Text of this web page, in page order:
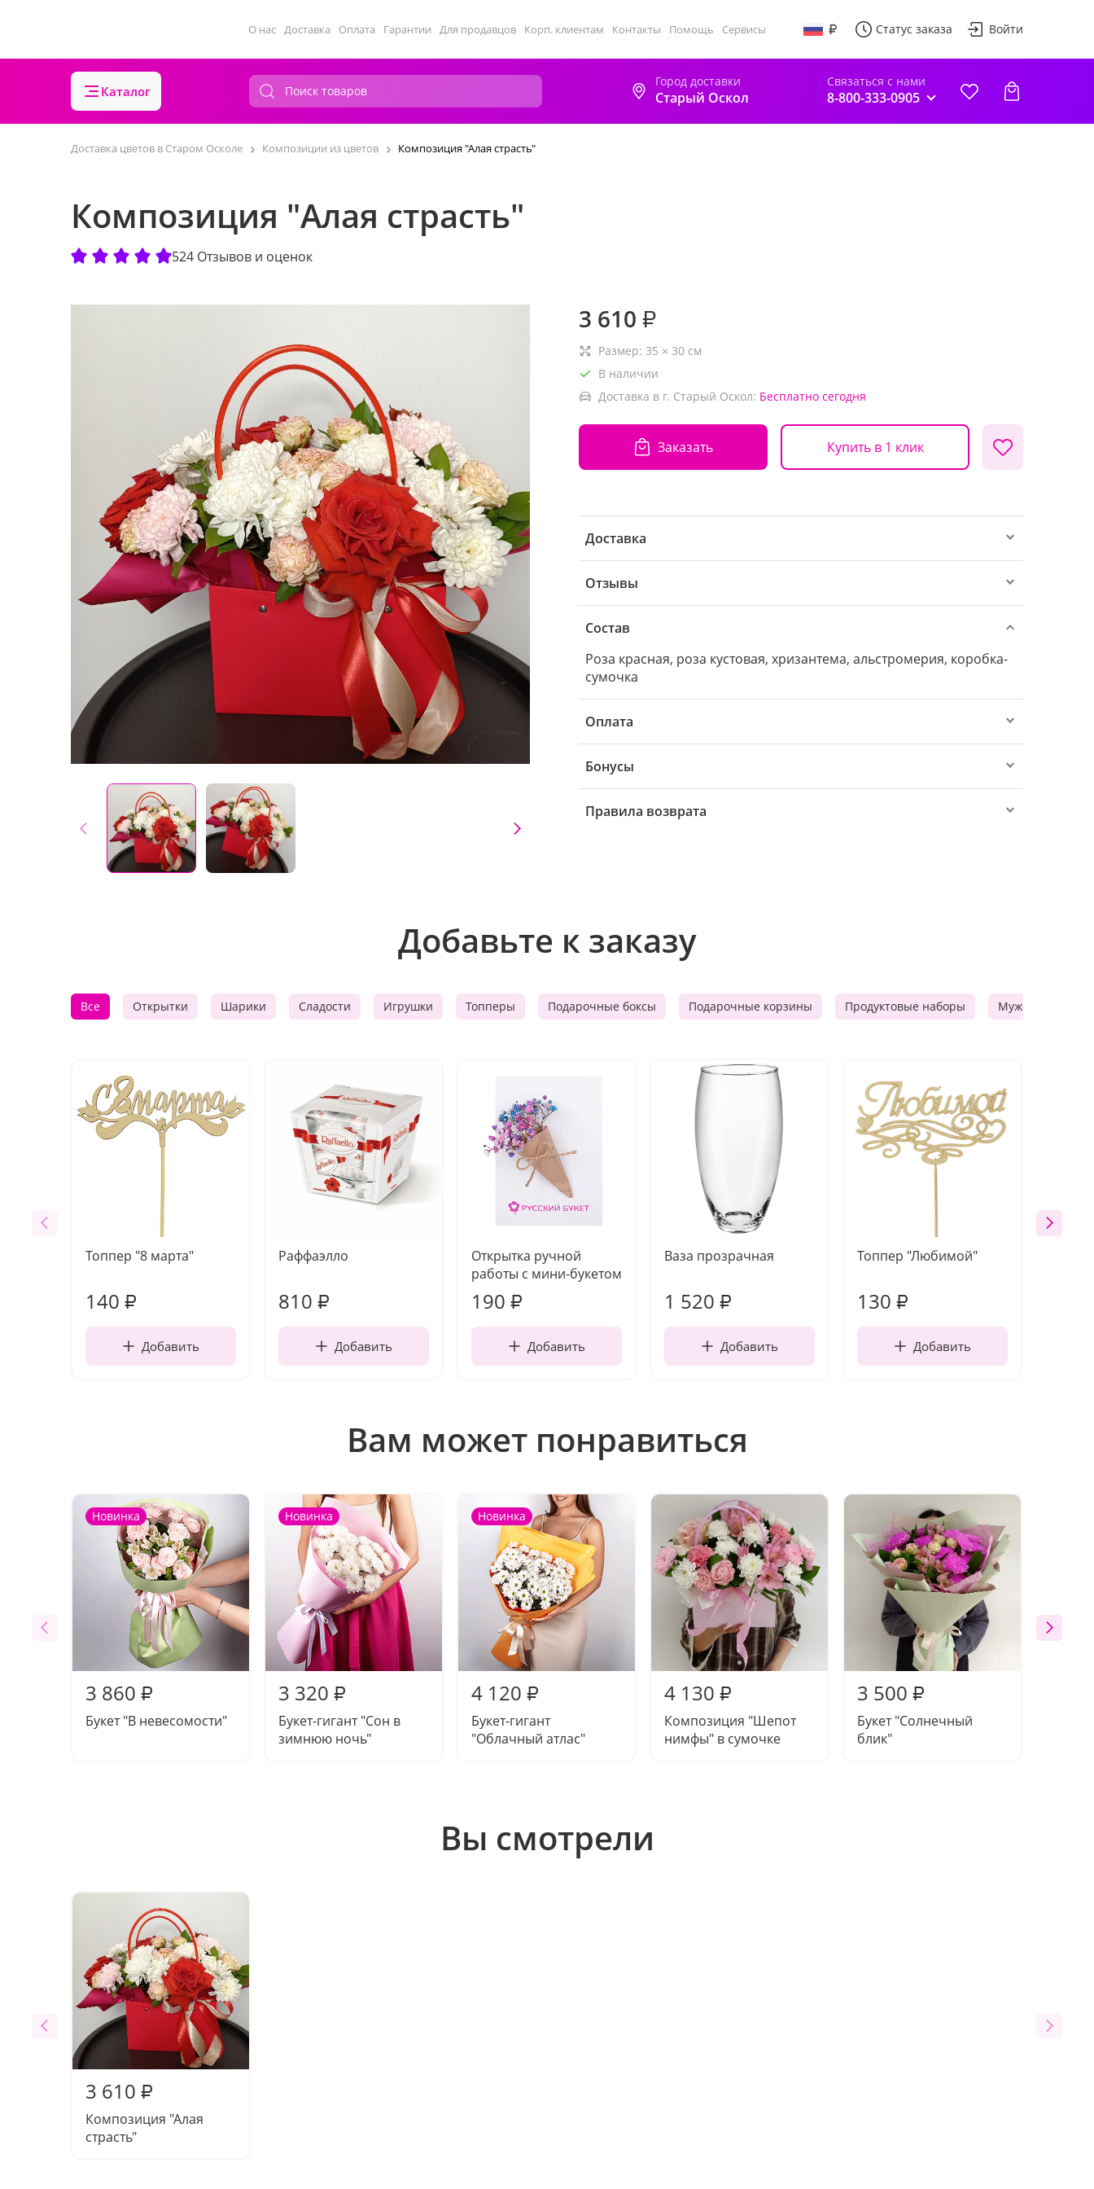
О нас Доставка Оплата Гарантии Для продавцов Корп. клиентам Контакты Помощь Сервисы Статус заказа Войти
Каталог
Город доставки
Старый Оскол
Связаться с нами
8-800-333-0905
Доставка цветов в Старом Осколе Композиции из цветов Композиция "Алая страсть"
Композиция "Алая страсть"
524 Отзывов и оценок
3 610 ₽
Размер: 35 × 30 см
В наличии
Доставка в г. Старый Оскол: Бесплатно сегодня
Заказать Купить в 1 клик
Доставка
Отзывы
Состав
Роза красная, роза кустовая, хризантема, альстромерия, коробка-
сумочка
Оплата
Бонусы
Правила возврата
Добавьте к заказу
Все Открытки Шарики Сладости Игрушки Топперы Подарочные боксы Подарочные корзины Продуктовые наборы Мужские
Топпер "8 марта"
140 ₽
Добавить
Раффаэлло
810 ₽
Добавить
Открытка ручной
работы с мини-букетом
190 ₽
Добавить
Ваза прозрачная
1 520 ₽
Добавить
Топпер "Любимой"
130 ₽
Добавить
Вам может понравиться
Новинка
3 860 ₽
Букет "В невесомости"
Новинка
3 320 ₽
Букет-гигант "Сон в
зимнюю ночь"
Новинка
4 120 ₽
Букет-гигант
"Облачный атлас"
4 130 ₽
Композиция "Шепот
нимфы" в сумочке
3 500 ₽
Букет "Солнечный
блик"
Вы смотрели
3 610 ₽
Композиция "Алая
страсть"